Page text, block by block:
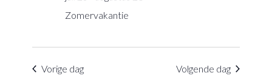
Zomervakantie
Vorige dag Volgende dag